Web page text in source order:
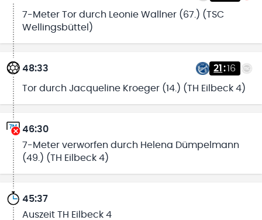
7-Meter Tor durch Leonie Wallner (67.) (TSC
Wellingsbüttel)
48:33 21 :16
Tor durch Jacqueline Kroeger (14.) (TH Eilbeck 4)
46:30
7-Meter verworfen durch Helena Dümpelmann
(49.) (TH Eilbeck 4)
45:37
Auszeit TH Eilbeck 4